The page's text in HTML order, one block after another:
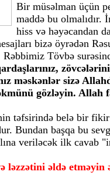
Bir müsəlman üçün
maddə bu olmalıdır.
hiss və həyəcandan
bizə öyrədən
Tövbə
məskənlər sizə
gözləyin.
təfsirində belə bir
Bundan başqa bu
veriləcək ilk cavab
ləzzətini əldə etməyin